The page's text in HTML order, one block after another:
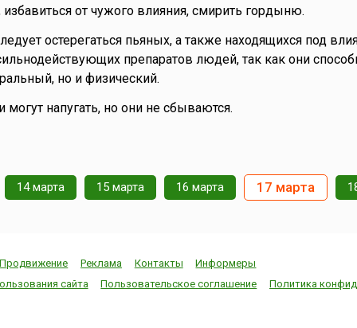
от чужого влияния, смирить гордыню.
остерегаться пьяных, а также находящихся под
препаратов людей, так как они
но и физический.
могут напугать, но они не сбываются.
14 марта 15 марта 16 марта 17 марта
Продвижение Реклама Контакты
Информеры
сайта
Пользовательское соглашение Политика